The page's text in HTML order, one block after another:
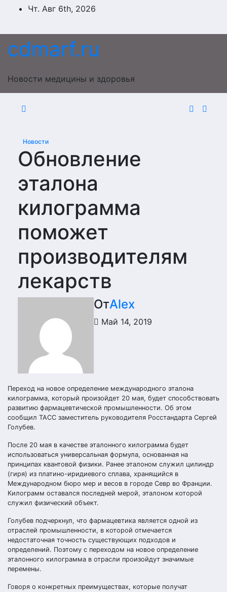
ПерейтиЧт. Авг 6th, 2026
cdmarf.ru
Новости медицины и здоровья
Новости
Обновление
эталона
килограмма
поможет
производителям
лекарств
ОтAlex
Май 14, 2019
Переход на новое определение международного эталона
килограмма, который произойдет 20 мая, будет способствовать
развитию фармацевтической промышленности. Об этом
сообщил ТАСС заместитель руководителя Росстандарта Сергей
Голубев.
После 20 мая в качестве эталонного килограмма будет
использоваться универсальная формула, основанная на
принципах квантовой физики. Ранее эталоном служил цилиндр
(гиря) из платино-иридиевого сплава, хранящийся в
Международном бюро мер и весов в городе Севр во Франции.
Килограмм оставался последней мерой, эталоном которой
служил физический объект.
Голубев подчеркнул, что фармацевтика является одной из
отраслей промышленности, в которой отмечается
недостаточная точность существующих подходов и
определений. Поэтому с переходом на новое определение
эталонного килограмма в отрасли произойдут значимые
перемены.
Говоря о конкретных преимуществах, которые получат